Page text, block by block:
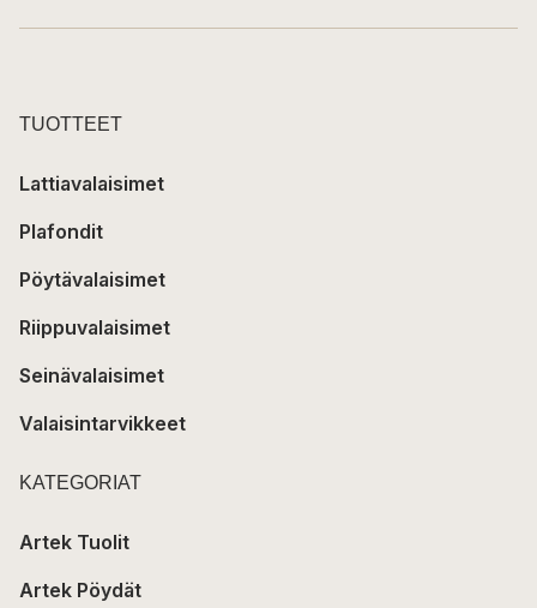
TUOTTEET
Lattiavalaisimet
Plafondit
Pöytävalaisimet
Riippuvalaisimet
Seinävalaisimet
Valaisintarvikkeet
KATEGORIAT
Artek Tuolit
Artek Pöydät